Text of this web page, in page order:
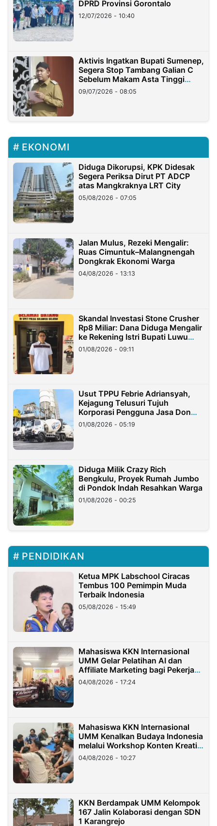
DPRD Provinsi Gorontalo
12/07/2026 - 10:40
Aktivis Ingatkan Bupati Sumenep,
Segera Stop Tambang Galian C
Sebelum Makam Asta Tinggi
Longsor
09/07/2026 - 08:05
EKONOMI
Diduga Dikorupsi, KPK Didesak
Segera Periksa Dirut PT ADCP
atas Mangkraknya LRT City
05/08/2026 - 07:05
Jalan Mulus, Rezeki Mengalir:
Ruas Cimuntuk–Malangnengah
Dongkrak Ekonomi Warga
04/08/2026 - 13:13
Skandal Investasi Stone Crusher
Rp8 Miliar: Dana Diduga Mengalir
ke Rekening Istri Bupati Luwu
Timur
01/08/2026 - 09:11
Usut TPPU Febrie Adriansyah,
Kejagung Telusuri Tujuh
Korporasi Pengguna Jasa Don
Ritto
01/08/2026 - 05:19
Diduga Milik Crazy Rich
Bengkulu, Proyek Rumah Jumbo
di Pondok Indah Resahkan Warga
01/08/2026 - 00:25
PENDIDIKAN
Ketua MPK Labschool Ciracas
Tembus 100 Pemimpin Muda
Terbaik Indonesia
05/08/2026 - 15:49
Mahasiswa KKN Internasional
UMM Gelar Pelatihan AI dan
Affiliate Marketing bagi Pekerja
Migran Indonesia di Taiwan
04/08/2026 - 17:24
Mahasiswa KKN Internasional
UMM Kenalkan Budaya Indonesia
melalui Workshop Konten Kreatif
di Taiwan
04/08/2026 - 10:27
KKN Berdampak UMM Kelompok
167 Jalin Kolaborasi dengan SDN
1 Karangrejo